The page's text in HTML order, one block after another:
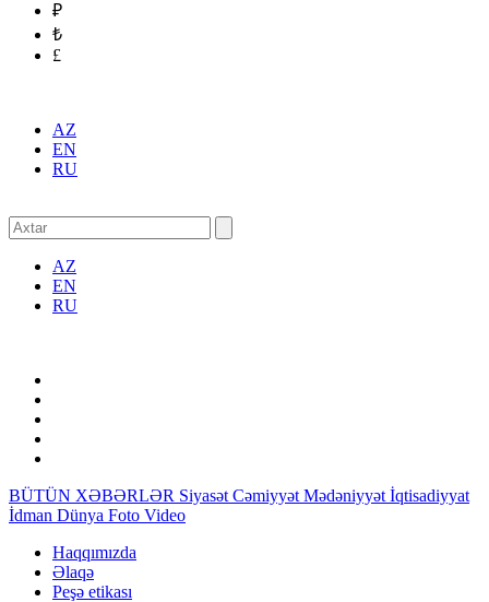
₽
₺
£
AZ
EN
RU
AZ
EN
RU
BÜTÜN XƏBƏRLƏR Siyasət Cəmiyyət Mədəniyyət İqtisadiyyat
İdman Dünya Foto Video
Haqqımızda
Əlaqə
Peşə etikası